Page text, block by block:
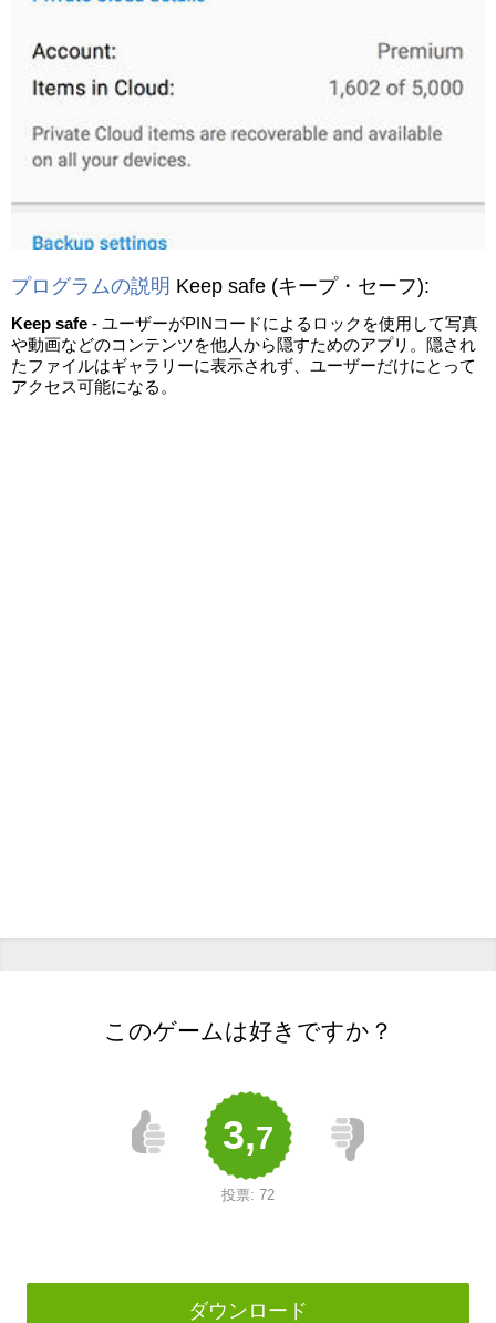
プログラムの説明 Keep safe (キープ・セーフ):
Keep safe - ユーザーがPINコードによるロックを使用して写真
や動画などのコンテンツを他人から隠すためのアプリ。隠され
たファイルはギャラリーに表示されず、ユーザーだけにとって
アクセス可能になる。
このゲームは好きですか？
3,7
投票: 72
ダウンロード